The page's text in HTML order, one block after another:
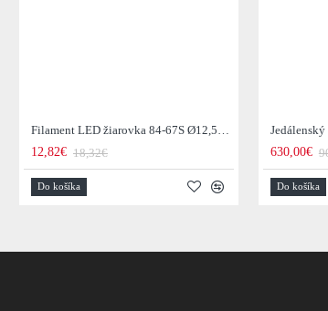
Filament LED žiarovka 84-67S Ø12,5cm Smoke grey glass
12,82€ 18,32€
Do košíka
630,00€
Do košíka